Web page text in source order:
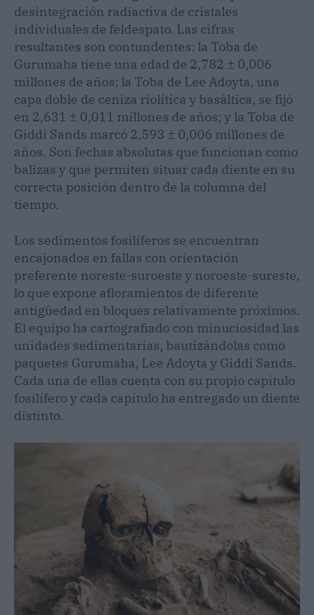
desintegración radiactiva de cristales
individuales de feldespato. Las cifras
resultantes son contundentes: la Toba de
Gurumaha tiene una edad de 2,782 ± 0,006
millones de años; la Toba de Lee Adoyta, una
capa doble de ceniza riolítica y basáltica, se fijó
en 2,631 ± 0,011 millones de años; y la Toba de
Giddi Sands marcó 2,593 ± 0,006 millones de
años. Son fechas absolutas que funcionan como
balizas y que permiten situar cada diente en su
correcta posición dentro de la columna del
tiempo.
Los sedimentos fosilíferos se encuentran
encajonados en fallas con orientación
preferente noreste-suroeste y noroeste-sureste,
lo que expone afloramientos de diferente
antigüedad en bloques relativamente próximos.
El equipo ha cartografiado con minuciosidad las
unidades sedimentarias, bautizándolas como
paquetes Gurumaha, Lee Adoyta y Giddi Sands.
Cada una de ellas cuenta con su propio capítulo
fosilífero y cada capítulo ha entregado un diente
distinto.